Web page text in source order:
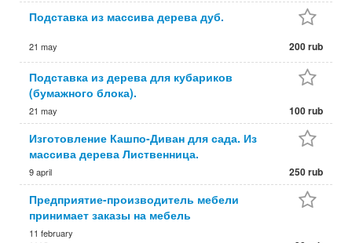
Подставка из массива дерева дуб.
21 may 200 rub
Подставка из дерева для кубариков
(бумажного блока).
21 may 100 rub
Изготовление Кашпо-Диван для сада. Из
массива дерева Лиственница.
9 april 250 rub
Предприятие-производитель мебели
принимает заказы на мебель
11 february